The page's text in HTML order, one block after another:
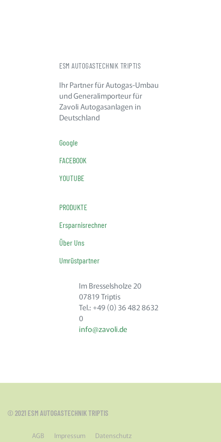
ESM AUTOGASTECHNIK TRIPTIS
Ihr Partner für Autogas-Umbau
und Generalimporteur für
Zavoli Autogasanlagen in
Deutschland
Google
FACEBOOK
YOUTUBE
PRODUKTE
Ersparnisrechner
Über Uns
Umrüstpartner
Im Bresselsholze 20
07819 Triptis
Tel.: +49 (0) 36 482 8632
0
info@zavoli.de
© 2021 ESM AUTOGASTECHNIK TRIPTIS
AGB Impressum Datenschutz